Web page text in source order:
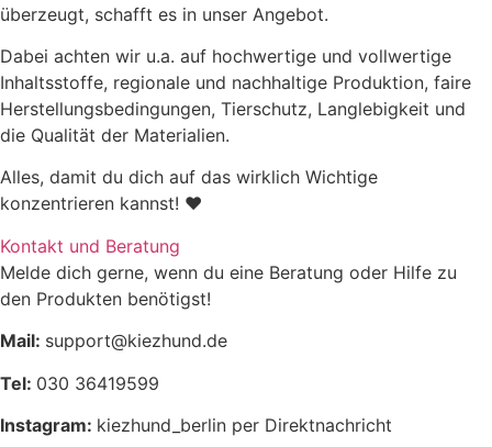
überzeugt, schafft es in unser Angebot.
Dabei achten wir u.a. auf hochwertige und vollwertige
Inhaltsstoffe, regionale und nachhaltige Produktion, faire
Herstellungsbedingungen, Tierschutz, Langlebigkeit und
die Qualität der Materialien.
Alles, damit du dich auf das wirklich Wichtige
konzentrieren kannst! ♥
Kontakt und Beratung
Melde dich gerne, wenn du eine Beratung oder Hilfe zu
den Produkten benötigst!
Mail: support@kiezhund.de
Tel: 030 36419599
Instagram: kiezhund_berlin per Direktnachricht